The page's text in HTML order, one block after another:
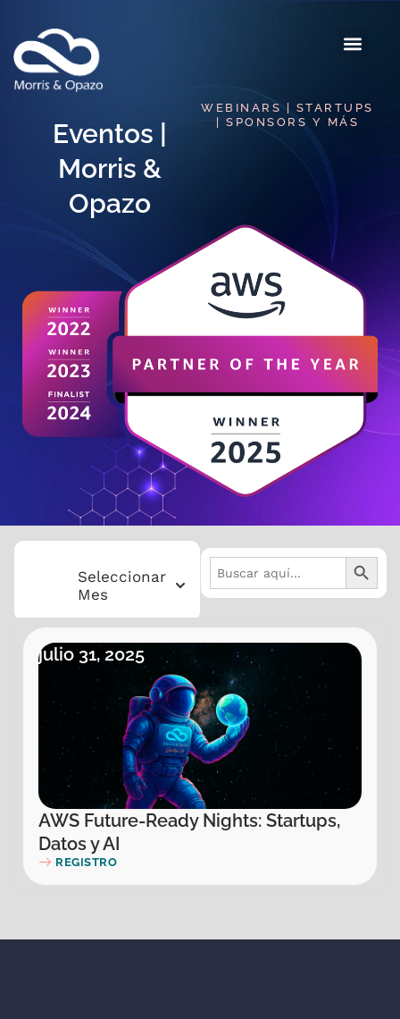
Eventos |
Morris &
Opazo​
WEBINARS | STARTUPS
| SPONSORS Y MÁS
Seleccionar
Mes
Buscar:
BOTÓN
Eventos mes2025 Julio
julio 31, 2025
AWS Future-Ready Nights: Startups,
Datos y AI
REGISTRO